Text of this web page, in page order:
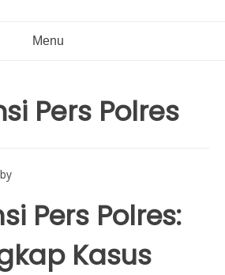
Menu
Pers Polres
by
Pers Polres:
Kasus